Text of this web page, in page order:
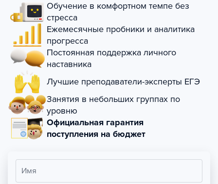
Обучение в комфортном темпе без
стресса
Ежемесячные пробники и аналитика
прогресса
Постоянная поддержка личного
наставника
Лучшие преподаватели-эксперты ЕГЭ
Занятия в небольших группах по
уровню
Официальная гарантия
поступления на бюджет
Имя